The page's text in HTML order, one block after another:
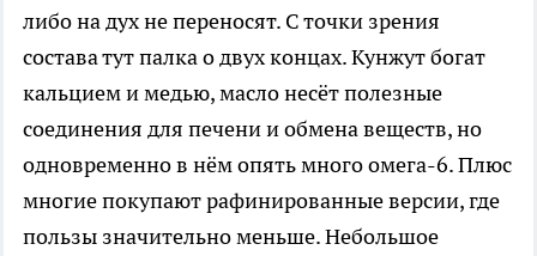
либо на дух не переносят. С точки зрения
состава тут палка о двух концах. Кунжут богат
кальцием и медью, масло несёт полезные
соединения для печени и обмена веществ, но
одновременно в нём опять много омега-6. Плюс
многие покупают рафинированные версии, где
пользы значительно меньше. Небольшое